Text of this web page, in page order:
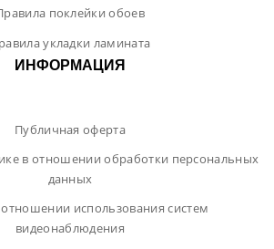
поклейки обоев
укладки ламината
ИНФОРМАЦИЯ
Публичная оферта
в отношении обработки персональных
данных
использования систем
видеонаблюдения